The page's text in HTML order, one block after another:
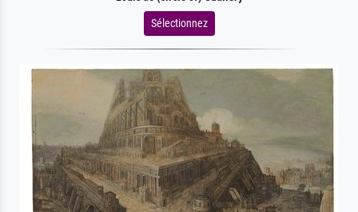
Sélectionnez